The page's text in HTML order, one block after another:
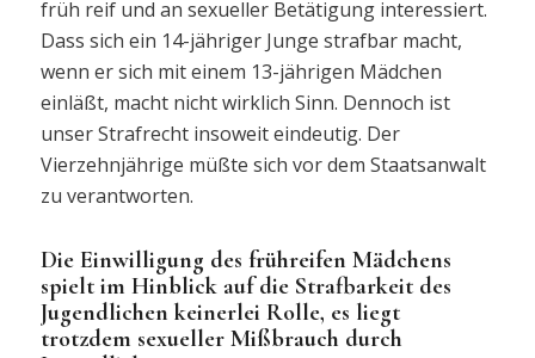
früh reif und an sexueller Betätigung interessiert.
Dass sich ein 14-jähriger Junge strafbar macht,
wenn er sich mit einem 13-jährigen Mädchen
einläßt, macht nicht wirklich Sinn. Dennoch ist
unser Strafrecht insoweit eindeutig. Der
Vierzehnjährige müßte sich vor dem Staatsanwalt
zu verantworten.
Die Einwilligung des frühreifen Mädchens
spielt im Hinblick auf die Strafbarkeit des
Jugendlichen keinerlei Rolle, es liegt
trotzdem sexueller Mißbrauch durch